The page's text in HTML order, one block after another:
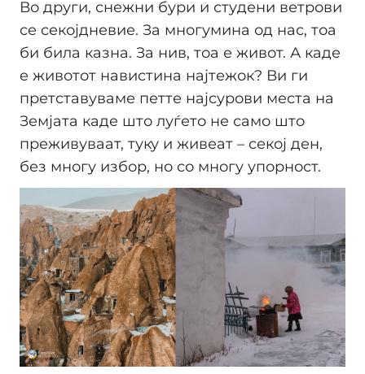
Во други, снежни бури и студени ветрови
се секојдневие. За многумина од нас, тоа
би била казна. За нив, тоа е живот. А каде
е животот навистина најтежок? Ви ги
претставуваме петте најсурови места на
Земјата каде што луѓето не само што
преживуваат, туку и живеат – секој ден,
без многу избор, но со многу упорност.